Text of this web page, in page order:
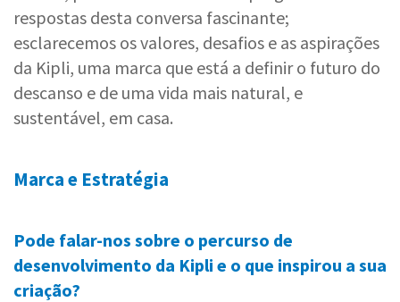
respostas desta conversa fascinante;
esclarecemos os valores, desafios e as aspirações
da Kipli, uma marca que está a definir o futuro do
descanso e de uma vida mais natural, e
sustentável, em casa.
Marca e Estratégia
Pode falar-nos sobre o percurso de
desenvolvimento da Kipli e o que inspirou a sua
criação?